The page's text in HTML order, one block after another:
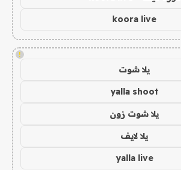
koora live
!
يلا شوت
yalla shoot
يلا شوت زون
يلا لايف
yalla live